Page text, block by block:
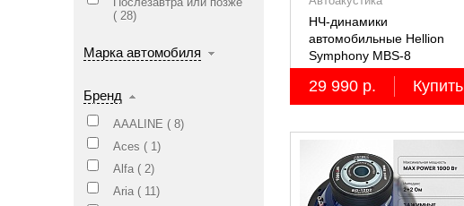
( 28)
Марка автомобиля
Бренд
AAALINE ( 8)
Aces ( 1)
Alfa ( 2)
Aria ( 11)
НЧ-динамики
автомобильные Hellion
Symphony MBS-8
29 990 р. Купить